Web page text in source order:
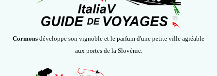
Cormons développe son vignoble et le parfum d'une petite ville agréable
aux portes de la Slovénie.